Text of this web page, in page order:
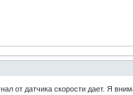
от датчика скорости дает. Я